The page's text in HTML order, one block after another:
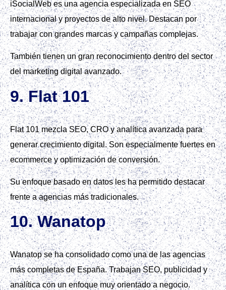
iSocialWeb es una agencia especializada en SEO
internacional y proyectos de alto nivel. Destacan por
trabajar con grandes marcas y campañas complejas.
También tienen un gran reconocimiento dentro del sector
del marketing digital avanzado.
9. Flat 101
Flat 101 mezcla SEO, CRO y analítica avanzada para
generar crecimiento digital. Son especialmente fuertes en
ecommerce y optimización de conversión.
Su enfoque basado en datos les ha permitido destacar
frente a agencias más tradicionales.
10. Wanatop
Wanatop se ha consolidado como una de las agencias
más completas de España. Trabajan SEO, publicidad y
analítica con un enfoque muy orientado a negocio.